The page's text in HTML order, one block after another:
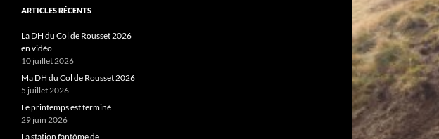
ARTICLES RÉCENTS
La DH du Col de Rousset 2026
en vidéo
10 juillet 2026
Ma DH du Col de Rousset 2026
5 juillet 2026
Le printemps est terminé
29 juin 2026
La station fantôme de